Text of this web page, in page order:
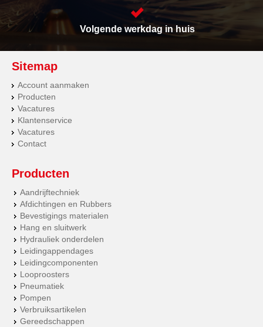
Volgende werkdag in huis
Sitemap
Account aanmaken
Producten
Vacatures
Klantenservice
Vacatures
Contact
Producten
Aandrijftechniek
Afdichtingen en Rubbers
Bevestigings materialen
Hang en sluitwerk
Hydrauliek onderdelen
Leidingappendages
Leidingcomponenten
Looproosters
Pneumatiek
Pompen
Verbruiksartikelen
Gereedschappen